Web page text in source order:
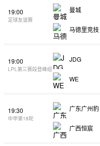
19:00
足球友谊赛
曼城
马德里竞技
19:00
LPL第三赛段登峰组
JDG
WE
19:30
中甲第18轮
广东广州豹
广西恒宸